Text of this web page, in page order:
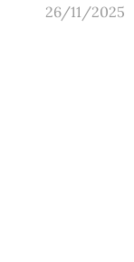
26/11/2025